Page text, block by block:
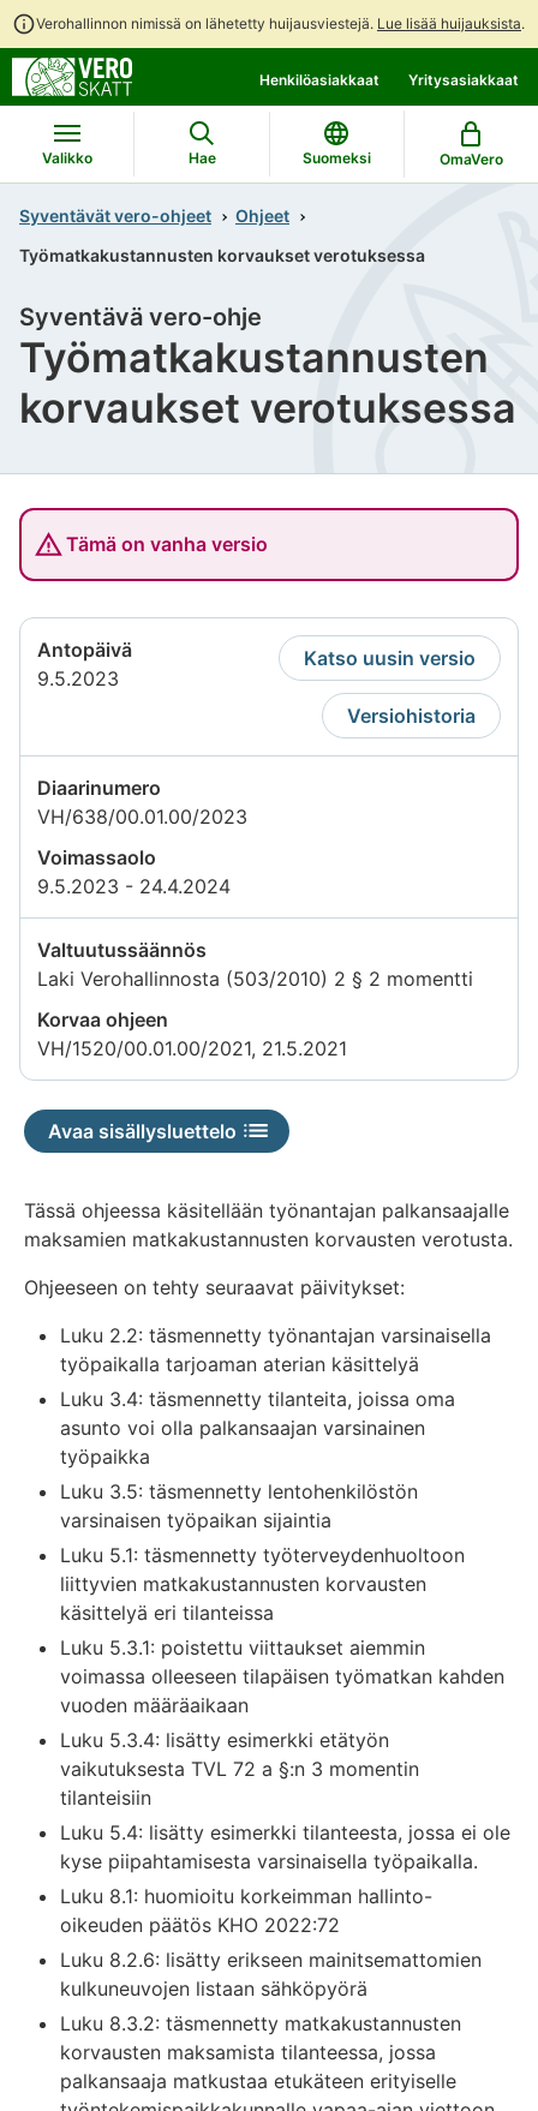
Verohallinnon nimissä on lähetetty huijausviestejä. Lue lisää huijauksista.
suoraan
sisältöön
koko
sivuston
hakuun
Henkilöasiakkaat Yritysasiakkaat
Valikko Hae Suomeksi OmaVero
Syventävät vero-ohjeet
Ohjeet
Työmatkakustannusten korvaukset verotuksessa
Työmatkakustannusten
korvaukset verotuksessa
Syventävä vero-ohje
Tämä on vanha versio
Antopäivä
9.5.2023
Katso uusin versio
Versiohistoria
Diaarinumero
VH/638/00.01.00/2023
Voimassaolo
9.5.2023 - 24.4.2024
Valtuutussäännös
Laki Verohallinnosta (503/2010) 2 § 2 momentti
Korvaa ohjeen
VH/1520/00.01.00/2021, 21.5.2021
Avaa sisällysluettelo
Tässä ohjeessa käsitellään työnantajan palkansaajalle
maksamien matkakustannusten korvausten verotusta.
Ohjeeseen on tehty seuraavat päivitykset:
Luku 2.2: täsmennetty työnantajan varsinaisella
työpaikalla tarjoaman aterian käsittelyä
Luku 3.4: täsmennetty tilanteita, joissa oma
asunto voi olla palkansaajan varsinainen
työpaikka
Luku 3.5: täsmennetty lentohenkilöstön
varsinaisen työpaikan sijaintia
Luku 5.1: täsmennetty työterveydenhuoltoon
liittyvien matkakustannusten korvausten
käsittelyä eri tilanteissa
Luku 5.3.1: poistettu viittaukset aiemmin
voimassa olleeseen tilapäisen työmatkan kahden
vuoden määräaikaan
Luku 5.3.4: lisätty esimerkki etätyön
vaikutuksesta TVL 72 a §:n 3 momentin
tilanteisiin
Luku 5.4: lisätty esimerkki tilanteesta, jossa ei ole
kyse piipahtamisesta varsinaisella työpaikalla.
Luku 8.1: huomioitu korkeimman hallinto-
oikeuden päätös KHO 2022:72
Luku 8.2.6: lisätty erikseen mainitsemattomien
kulkuneuvojen listaan sähköpyörä
Luku 8.3.2: täsmennetty matkakustannusten
korvausten maksamista tilanteessa, jossa
palkansaaja matkustaa etukäteen erityiselle